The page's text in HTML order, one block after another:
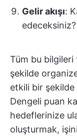
Gelir akışı:
edeceksiniz?
Tüm bu
şekilde
etkili bir
Dengeli puan
hedeflerinize
oluşturmak,